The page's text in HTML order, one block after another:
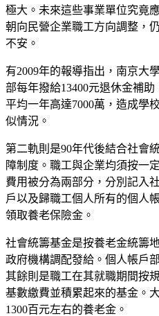
極大。未來這些事業單位究竟
朝向民營企業職工方向調整，
不安。
有2009年的報導指出，南京大
部每年撥給13400元退休金補
平均一年高達7000萬，造成學
似情況。
第二軌則是90年代後結合社會
障制度。職工與企業均須按一
費用被分為兩部分，分別記入
戶以及歸職工個人所有的個人
領取養老保險金。
社會統籌基金是按養老金統籌
政府機構調配發給。個人帳戶
其餘則是職工在其就職期間按
基數繳費並積累起來的基金。
1300百元左右的養老金。